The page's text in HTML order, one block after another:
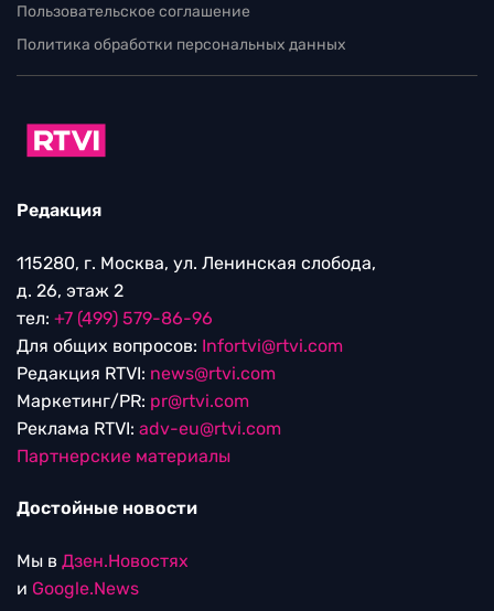
Пользовательское соглашение
Политика обработки персональных данных
Редакция
115280, г. Москва, ул. Ленинская слобода,
д. 26, этаж 2
тел: +7 (499) 579-86-96
Для общих вопросов: Infortvi@rtvi.com
Редакция RTVI: news@rtvi.com
Маркетинг/PR: pr@rtvi.com
Реклама RTVI: adv-eu@rtvi.com
Партнерские материалы
Достойные новости
Мы в Дзен.Новостях
и Google.News